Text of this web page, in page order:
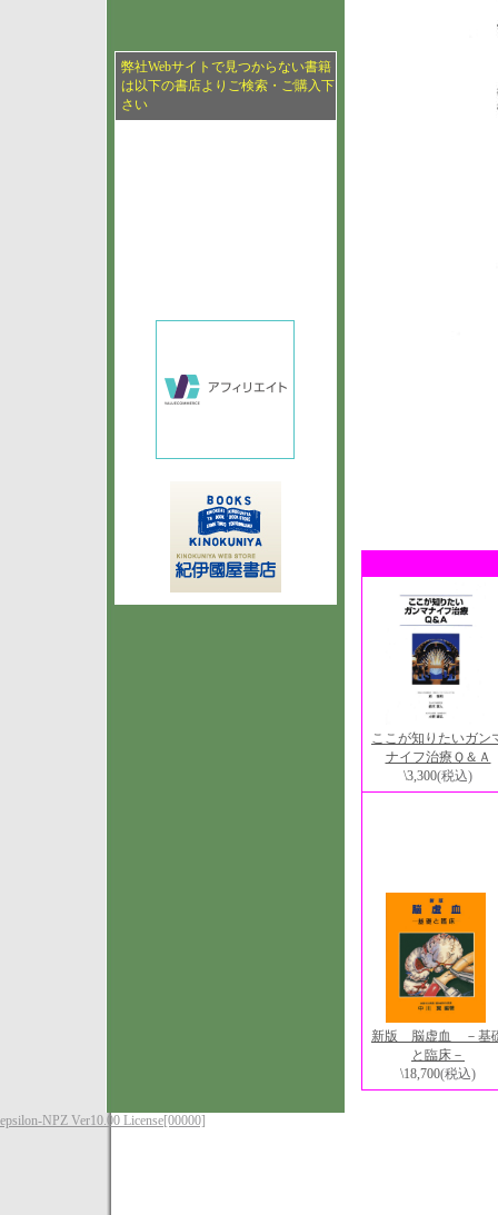
弊社Webサイトで見つからない書籍
は以下の書店よりご検索・ご購入下
さい
ここが知りたいガン
ナイフ治療Ｑ＆Ａ
\3,300(税込)
新版 脳虚血 －基
と臨床－
\18,700(税込)
epsilon-NPZ Ver10.00 License[00000]